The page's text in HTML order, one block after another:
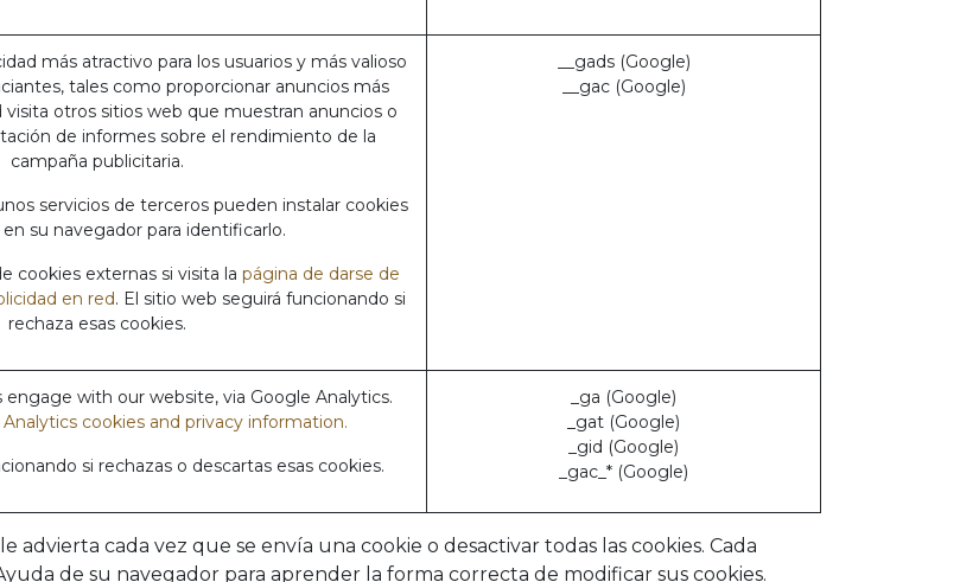
más atractivo para los usuarios y más valioso
tales como proporcionar anuncios más
otros sitios web que muestran anuncios o
de informes sobre el rendimiento de la
campaña publicitaria.
servicios de terceros pueden instalar cookies
en su navegador para identificarlo.
cookies externas si visita la página de darse de
en red. El sitio web seguirá funcionando si
rechaza esas cookies.
__gads (Google)
__gac (Google)
engage with our website, via Google Analytics.
Analytics cookies and privacy information.
si rechazas o descartas esas cookies.
_ga (Google)
_gat (Google)
_gid (Google)
_gac_* (Google)
cada vez que se envía una cookie o desactivar todas las cookies. Cada
de su navegador para aprender la forma correcta de modificar sus cookies.